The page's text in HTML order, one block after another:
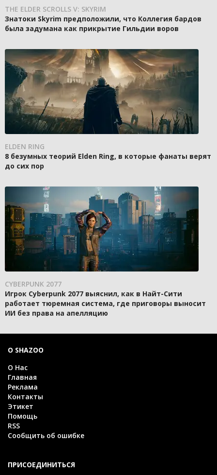
THE ELDER SCROLLS V: SKYRIM
Знатоки Skyrim предположили, что Коллегия бардов
была задумана как прикрытие Гильдии воров
ELDEN RING
8 безумных теорий Elden Ring, в которые фанаты верят
до сих пор
CYBERPUNK 2077
Игрок Cyberpunk 2077 выяснил, как в Найт-Сити
работает тюремная система, где приговоры выносит
ИИ без права на апелляцию
О SHAZOO
О Нас
Главная
Реклама
Контакты
Этикет
Помощь
RSS
Сообщить об ошибке
ПРИСОЕДИНИТЬСЯ